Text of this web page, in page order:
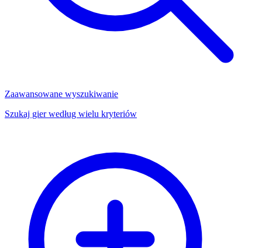
Zaawansowane wyszukiwanie
Szukaj gier według wielu kryteriów